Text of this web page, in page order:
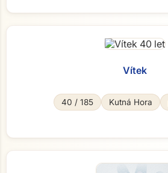
Vítek
40 / 185 Kutná Hora